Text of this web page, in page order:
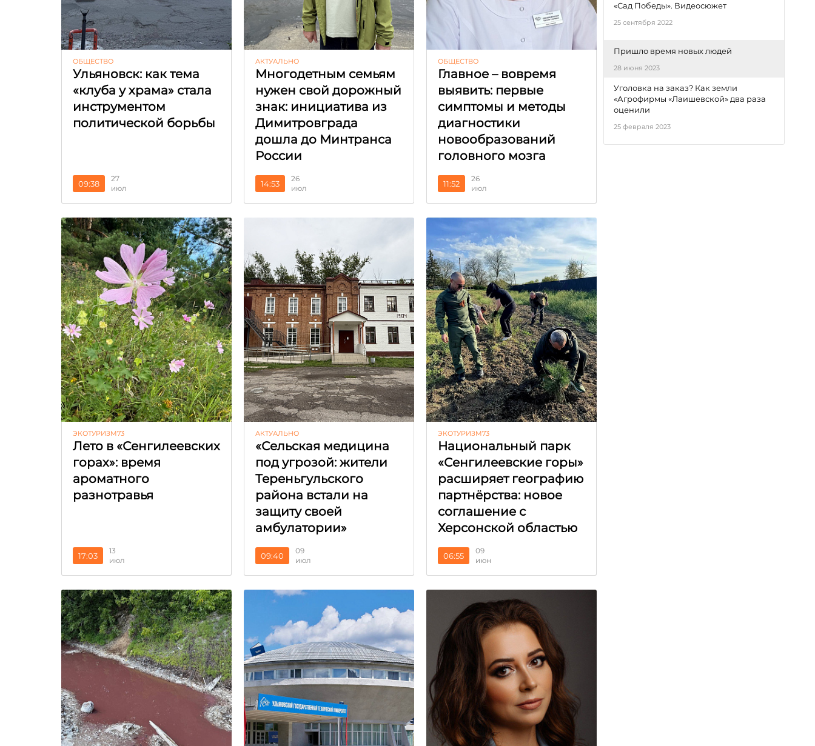
ОБЩЕСТВО
Ульяновск: как тема
«клуба у храма» стала
инструментом
политической борьбы
09:38
27
июл
АКТУАЛЬНО
Многодетным семьям
нужен свой дорожный
знак: инициатива из
Димитровграда
дошла до Минтранса
России
14:53
26
июл
ОБЩЕСТВО
Главное – вовремя
выявить: первые
симптомы и методы
диагностики
новообразований
головного мозга
11:52
26
июл
ЭКОТУРИЗМ73
Лето в «Сенгилеевских
горах»: время
ароматного
разнотравья
17:03
13
июл
АКТУАЛЬНО
«Сельская медицина
под угрозой: жители
Тереньгульского
района встали на
защиту своей
амбулатории»
09:40
09
июл
ЭКОТУРИЗМ73
Национальный парк
«Сенгилеевские горы»
расширяет географию
партнёрства: новое
соглашение с
Херсонской областью
06:55
09
июн
«Сад Победы». Видеосюжет
25 сентября 2022
Пришло время новых людей
28 июня 2023
Уголовка на заказ? Как земли
«Агрофирмы «Лаишевской» два раза
оценили
25 февраля 2023